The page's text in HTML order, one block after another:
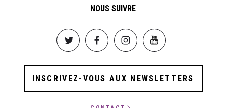
NOUS SUIVRE
Image Image Image Image
INSCRIVEZ-VOUS AUX NEWSLETTERS